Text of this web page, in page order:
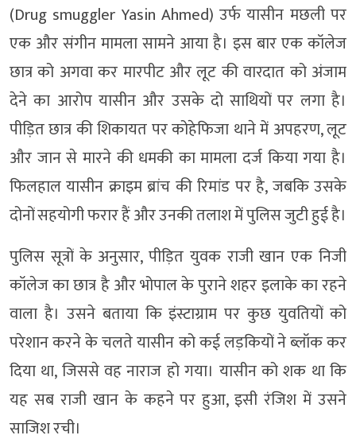
(Drug smuggler Yasin Ahmed) उर्फ यासीन मछली पर
एक और संगीन मामला सामने आया है। इस बार एक कॉलेज
छात्र को अगवा कर मारपीट और लूट की वारदात को अंजाम
देने का आरोप यासीन और उसके दो साथियों पर लगा है।
पीड़ित छात्र की शिकायत पर कोहेफिजा थाने में अपहरण, लूट
और जान से मारने की धमकी का मामला दर्ज किया गया है।
फिलहाल यासीन क्राइम ब्रांच की रिमांड पर है, जबकि उसके
दोनों सहयोगी फरार हैं और उनकी तलाश में पुलिस जुटी हुई है।
पुलिस सूत्रों के अनुसार, पीड़ित युवक राजी खान एक निजी
कॉलेज का छात्र है और भोपाल के पुराने शहर इलाके का रहने
वाला है। उसने बताया कि इंस्टाग्राम पर कुछ युवतियों को
परेशान करने के चलते यासीन को कई लड़कियों ने ब्लॉक कर
दिया था, जिससे वह नाराज हो गया। यासीन को शक था कि
यह सब राजी खान के कहने पर हुआ, इसी रंजिश में उसने
साजिश रची।